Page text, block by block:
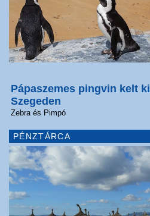
Pápaszemes pingvin kelt ki
Szegeden
Zebra és Pimpó
PÉNZTÁRCA